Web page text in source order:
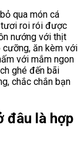
qua món cá
tươi roi rói được
nướng với thịt
cưỡng, ăn kèm với
với mắm ngon
ghé đến bãi
chắc chắn bạn
đâu là hợp